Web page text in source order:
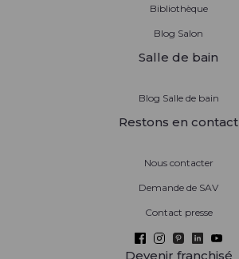
Bibliothèque
Blog Salon
Salle de bain
Blog Salle de bain
Restons en contact
Nous contacter
Demande de SAV
Contact presse
Devenir franchisé